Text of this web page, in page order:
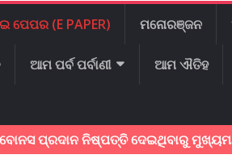
ଇ ପେପର (E PAPER) ମନୋରଞ୍ଜନ
ଆମ ପର୍ବ ପର୍ବାଣୀ ଆମ ଐତିହ
ନିଷ୍ପତ୍ତି ଦେଇଥିବାରୁ ମୁଖ୍ୟମନ୍ତ୍ରୀଙ୍କୁ